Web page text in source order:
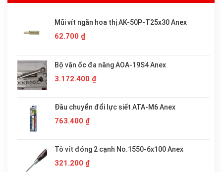
Mũi vít ngắn hoa thị AK-50P-T25x30 Anex
62.700 ₫
Bộ vặn ốc đa năng AOA-19S4 Anex
3.172.400 ₫
Đầu chuyển đổi lực siết ATA-M6 Anex
763.400 ₫
Tô vít đóng 2 cạnh No.1550-6x100 Anex
321.200 ₫